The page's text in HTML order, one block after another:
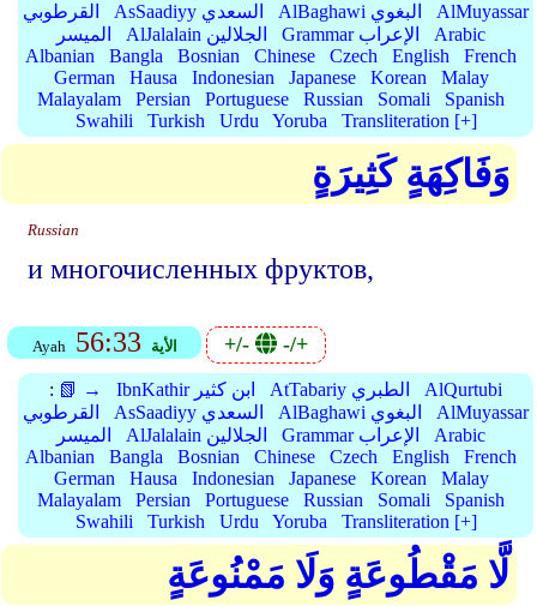
القرطوبي
AsSaadiyy السعدي AlBaghawi البغوي
AlMuyassar
الميسر
AlJalalain الجلالين Grammar الإعراب
Arabic
Albanian
Bangla Bosnian Chinese Czech English
French
German
Hausa Indonesian Japanese Korean
Malay
Malayalam
Persian Portuguese Russian Somali
Spanish
Swahili
Turkish Urdu Yoruba Transliteration [+]
وَفَاكِهَةٍ كَثِيرَةٍ
Russian
и многочисленных фруктов,
Ayah 56:33 الأية +/- -/+
: 📗 → IbnKathir ابن كثير AtTabariy الطبري
AlQurtubi
القرطوبي
AsSaadiyy السعدي AlBaghawi البغوي
AlMuyassar
الميسر
AlJalalain الجلالين Grammar الإعراب
Arabic
Albanian
Bangla Bosnian Chinese Czech English
French
German
Hausa Indonesian Japanese Korean
Malay
Malayalam
Persian Portuguese Russian Somali
Spanish
Swahili
Turkish Urdu Yoruba Transliteration [+]
لَّا مَقْطُوعَةٍ وَلَا مَمْنُوعَةٍ